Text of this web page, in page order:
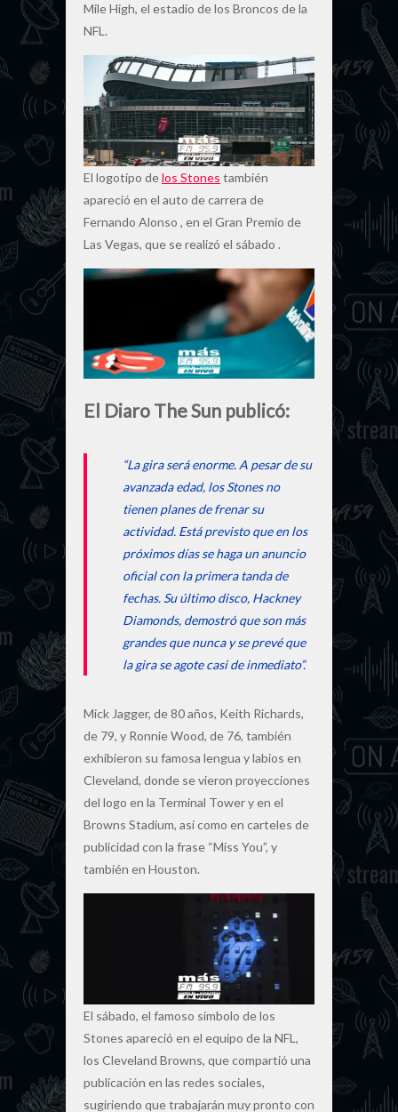
Mile High, el estadio de los Broncos de la
NFL.
El logotipo delos Stones también
apareció en el auto de carrera de
Fernando Alonso , en el Gran Premio de
Las Vegas, que se realizó el sábado .
El Diaro The Sun publicó:
“La gira será enorme. A pesar de su
avanzada edad, los Stones no
tienen planes de frenar su
actividad. Está previsto que en los
próximos días se haga un anuncio
oficial con la primera tanda de
fechas. Su último disco, Hackney
Diamonds, demostró que son más
grandes que nunca y se prevé que
la gira se agote casi de inmediato”.
Mick Jagger, de 80 años, Keith Richards,
de 79, y Ronnie Wood, de 76, también
exhibieron su famosa lengua y labios en
Cleveland, donde se vieron proyecciones
del logo en la Terminal Tower y en el
Browns Stadium, así como en carteles de
publicidad con la frase “Miss You”, y
también en Houston.
El sábado, el famoso símbolo de los
Stones apareció en el equipo de la NFL,
los Cleveland Browns, que compartió una
publicación en las redes sociales,
sugiriendo que trabajarán muy pronto con